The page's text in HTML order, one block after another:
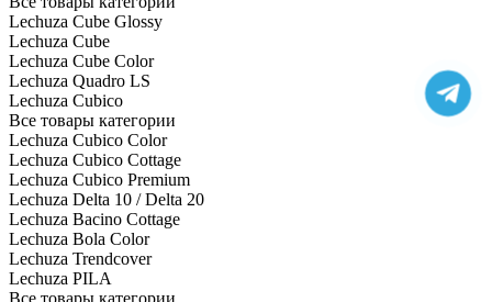
Lechuza Cube Glossy
Lechuza Cube
Lechuza Cube Color
Lechuza Quadro LS
Lechuza Cubico
Все товары категории
Lechuza Cubico Color
Lechuza Cubico Cottage
Lechuza Cubico Premium
Lechuza Delta 10 / Delta 20
Lechuza Bacino Cottage
Lechuza Bola Color
Lechuza Trendcover
Lechuza PILA